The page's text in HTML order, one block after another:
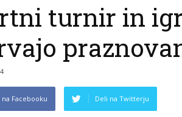
turnir in
Facebooku Deli na Twitterju